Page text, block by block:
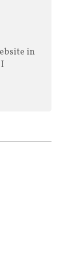
in